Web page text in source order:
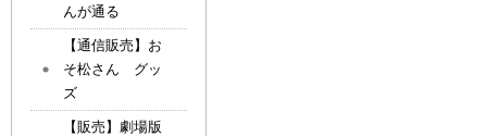
んが通る
【通信販売】お
そ松さん グッ
ズ
【販売】劇場版